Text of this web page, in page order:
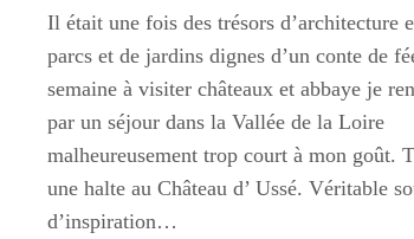
Il était une fois des trésors d’architecture
parcs et de jardins dignes d’un conte de
semaine à visiter châteaux et abbaye je
par un séjour dans la Vallée de la Loire
malheureusement trop court à mon goût.
une halte au Château d’ Ussé. Véritable
d’inspiration…